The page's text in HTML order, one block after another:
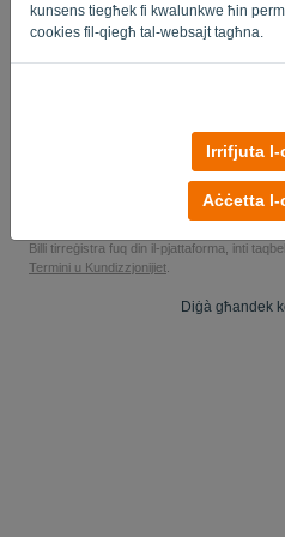
kunsens tiegħek fi kwalunkwe ħin
cookies fil-qiegħ tal-websajt tagħna.
Irrifjuta
Aċċetta
Iva, tista' tistudja l-ipdati tal-prodotti
Ibda l-prova
L-ebda karta ta' kreditu meħtieġa
L-ebda kordi mwaħħla! 100%
Id-dejta tiegħek hija 100% sigura
Billi tirreġistra fuq din il-pjattaforma, inti
Termini u Kundizzjonijiet
Diġà għandek